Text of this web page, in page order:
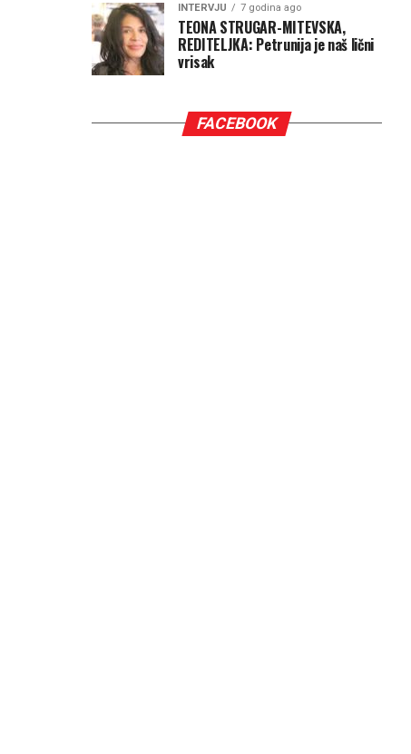
INTERVJU 7 godina ago
TEONA STRUGAR-MITEVSKA,
REDITELJKA: Petrunija je naš lični
vrisak
FACEBOOK